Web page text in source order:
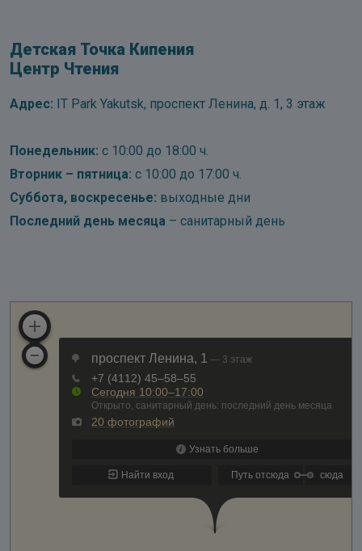
Детская Точка Кипения
Центр Чтения
Адрес: IT Park Yakutsk, проспект Ленина, д. 1, 3 этаж
Понедельник: с 10:00 до 18:00 ч.
Вторник – пятница: с 10:00 до 17:00 ч.
Суббота, воскресенье: выходные дни
Последний день месяца – санитарный день